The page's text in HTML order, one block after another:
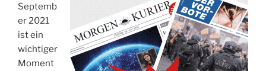
Septemb
er 2021
ist ein
wichtiger
Moment